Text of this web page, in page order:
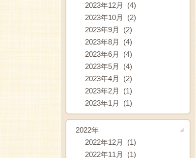
2023年12月 (4)
2023年10月 (2)
2023年9月 (2)
2023年8月 (4)
2023年6月 (4)
2023年5月 (4)
2023年4月 (2)
2023年2月 (1)
2023年1月 (1)
2022年
2022年12月 (1)
2022年11月 (1)